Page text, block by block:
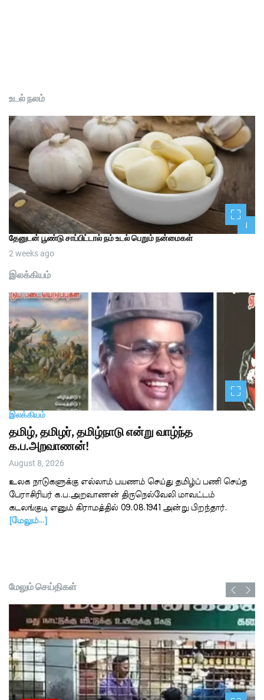
உடல் நலம்
1
தேனுடன் பூண்டு சாப்பிட்டால் நம் உடல் பெறும் நன்மைகள்
2 weeks ago
இலக்கியம்
இலக்கியம்
தமிழ், தமிழர், தமிழ்நாடு என்று வாழ்ந்த
க.ப.அறவாணன்!
August 8, 2026
உலக நாடுகளுக்கு எல்லாம் பயணம் செய்து தமிழ்ப் பணி செய்த
பேராசிரியர் க.ப.அறவாணன் திருநெல்வேலி மாவட்டம்
கடலங்குடி எனும் கிராமத்தில் 09.08.1941 அன்று பிறந்தார்.
[மேலும்…]
மேலும் செய்திகள்